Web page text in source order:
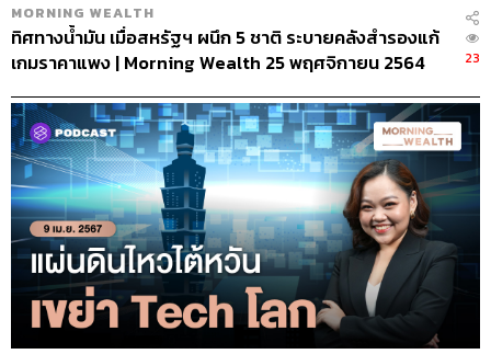
MORNING WEALTH
ทิศทางน้ำมัน เมื่อสหรัฐฯ ผนึก 5 ชาติ ระบายคลังสำรองแก้
เกมราคาแพง | Morning Wealth 25 พฤศจิกายน 2564
23